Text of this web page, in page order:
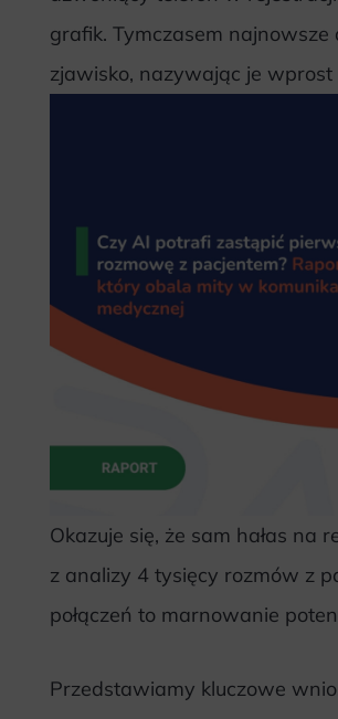
grafik. Tymczasem najnowsze
zjawisko, nazywając je wprost
Okazuje się, że sam hałas na
z analizy 4 tysięcy rozmów z
połączeń to marnowanie
Przedstawiamy kluczowe